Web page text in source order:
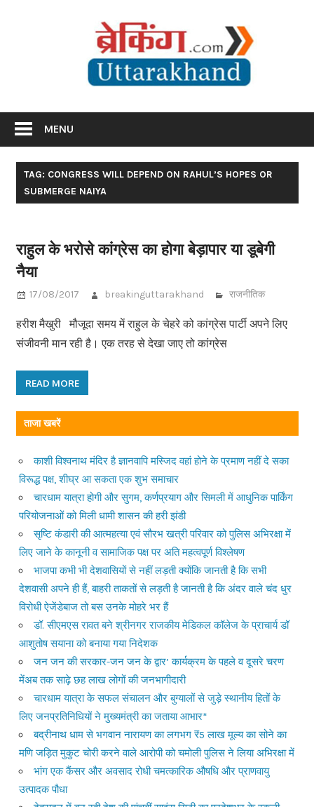
MENU
TAG: CONGRESS WILL DEPEND ON RAHUL’S HOPES OR
SUBMERGE NAIYA
राहुल के भरोसे कांग्रेस का होगा बेड़ापार या डूबेगी
नैया
17/08/2017 breakinguttarakhand राजनीतिक
हरीश मैखुरी मौजूदा समय में राहुल के चेहरे को कांग्रेस पार्टी अपने लिए
संजीवनी मान रही है। एक तरह से देखा जाए तो कांग्रेस
READ MORE
ताजा खबरें
काशी विश्वनाथ मंदिर है ज्ञानवापि मस्जिद वहां होने के प्रमाण नहीं दे सका
विरूद्ध पक्ष, शीघ्र आ सकता एक शुभ समाचार
चारधाम यात्रा होगी और सुगम, कर्णप्रयाग और सिमली में आधुनिक पार्किंग
परियोजनाओं को मिली धामी शासन की हरी झंडी
सृष्टि कंडारी की आत्महत्या एवं सौरभ खत्री परिवार को पुलिस अभिरक्षा में
लिए जाने के कानूनी व सामाजिक पक्ष पर अति महत्वपूर्ण विश्लेषण
भाजपा कभी भी देशवासियों से नहीं लड़ती क्योंकि जानती है कि सभी
देशवासी अपने ही हैं, बाहरी ताकतों से लड़ती है जानती है कि अंदर वाले चंद धुर
विरोधी ऐजेंडेबाज तो बस उनके मोहरे भर हैं
डॉ. सीएमएस रावत बने श्रीनगर राजकीय मेडिकल कॉलेज के प्राचार्य डॉ
आशुतोष सयाना को बनाया गया निदेशक
जन जन की सरकार-जन जन के द्वार’ कार्यक्रम के पहले व दूसरे चरण
मेंअब तक साढ़े छह लाख लोगों की जनभागीदारी
चारधाम यात्रा के सफल संचालन और बुग्यालों से जुड़े स्थानीय हितों के
लिए जनप्रतिनिधियों ने मुख्यमंत्री का जताया आभार*
बद्रीनाथ धाम से भगवान नारायण का लगभग ₹5 लाख मूल्य का सोने का
मणि जड़ित मुकुट चोरी करने वाले आरोपी को चमोली पुलिस ने लिया अभिरक्षा में
भांग एक कैंसर और अवसाद रोधी चमत्कारिक औषधि और प्राणवायु
उत्पादक पौधा